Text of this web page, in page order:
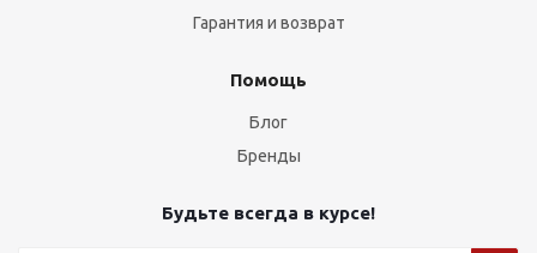
Гарантия и возврат
Помощь
Блог
Бренды
Будьте всегда в курсе!